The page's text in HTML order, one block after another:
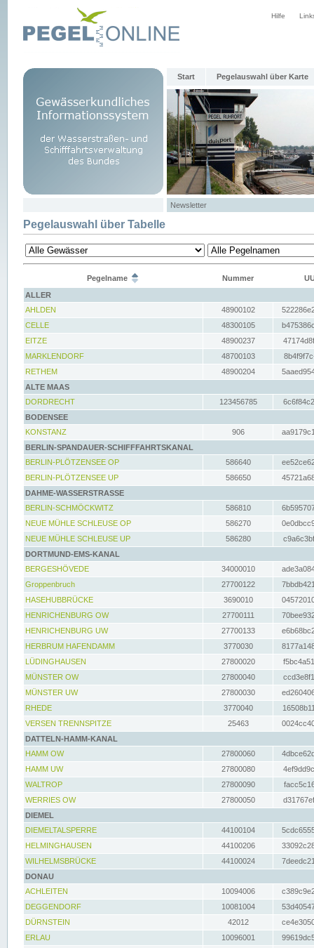
Hilfe
Start Pegelauswahl über Karte
Newsletter
Pegelauswahl über Tabelle
Pegelname Nummer
ALLER
AHLDEN
48900102
CELLE
48300105
EITZE
48900237
MARKLENDORF
48700103
RETHEM
48900204
ALTE MAAS
DORDRECHT
123456785
BODENSEE
KONSTANZ
906
BERLIN-SPANDAUER-SCHIFFFAHRTSKANAL
BERLIN-PLÖTZENSEE OP
586640
BERLIN-PLÖTZENSEE UP
586650
DAHME-WASSERSTRASSE
BERLIN-SCHMÖCKWITZ
586810
NEUE MÜHLE SCHLEUSE OP
586270
NEUE MÜHLE SCHLEUSE UP
586280
DORTMUND-EMS-KANAL
BERGESHÖVEDE
34000010
Groppenbruch
27700122
HASEHUBBRÜCKE
3690010
HENRICHENBURG OW
27700111
HENRICHENBURG UW
27700133
HERBRUM HAFENDAMM
3770030
LÜDINGHAUSEN
27800020
MÜNSTER OW
27800040
MÜNSTER UW
27800030
RHEDE
3770040
VERSEN TRENNSPITZE
25463
DATTELN-HAMM-KANAL
HAMM OW
27800060
HAMM UW
27800080
WALTROP
27800090
WERRIES OW
27800050
DIEMEL
DIEMELTALSPERRE
44100104
HELMINGHAUSEN
44100206
WILHELMSBRÜCKE
44100024
DONAU
ACHLEITEN
10094006
DEGGENDORF
10081004
DÜRNSTEIN
42012
ERLAU
10096001